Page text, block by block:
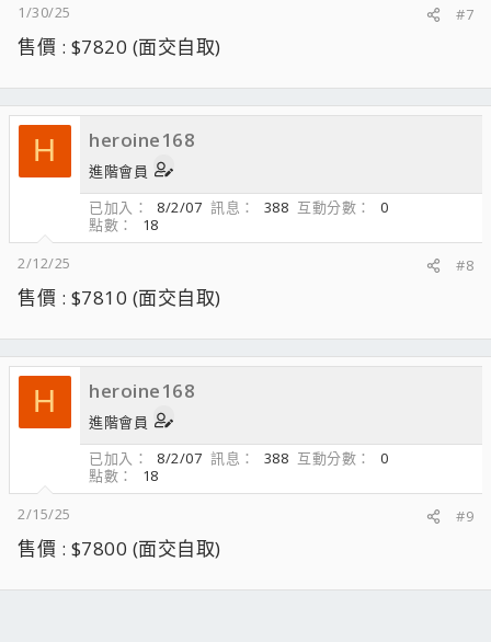
1/30/25
#7
售價 : $7820 (面交自取)
H heroine168
進階會員
已加入
8/2/07 訊息 388 互動分數
0
點數
18
2/12/25
#8
售價 : $7810 (面交自取)
H heroine168
進階會員
已加入
8/2/07 訊息 388 互動分數
0
點數
18
2/15/25
#9
售價 : $7800 (面交自取)